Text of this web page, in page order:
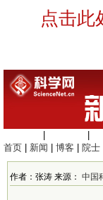
点击此
首页
新闻 博客 院士
作者：张涛 来源： 中国